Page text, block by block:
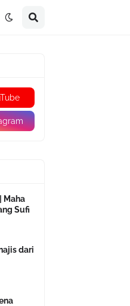
Maha
Sufi
dari